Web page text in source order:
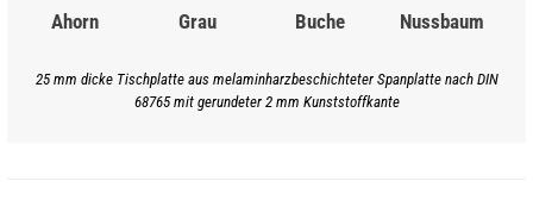
Ahorn Grau Buche Nussbaum
25 mm dicke Tischplatte aus melaminharzbeschichteter Spanplatte nach DIN
68765 mit gerundeter 2 mm Kunststoffkante